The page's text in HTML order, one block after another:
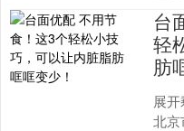
台
轻
肪
展
北京